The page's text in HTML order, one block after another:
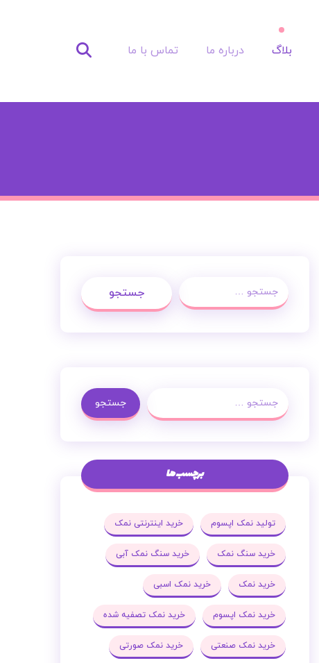
بلاگ درباره ما تماس با ما
جستجو
جستجو
برچسب ها
تولید نمک اپسوم خرید اینترنتی نمک
خرید سنگ نمک خرید سنگ نمک آبی
خرید نمک خرید نمک اسبی
خرید نمک اپسوم خرید نمک تصفیه شده
خرید نمک صنعتی خرید نمک صورتی